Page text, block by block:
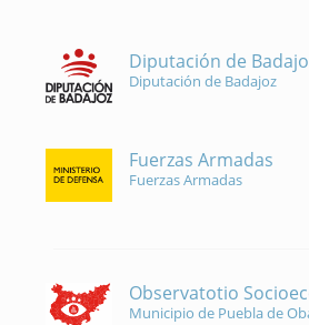
Diputación de
Diputación de Badajoz
Fuerzas Armadas
Fuerzas Armadas
Observatotio
Municipio de Puebla de